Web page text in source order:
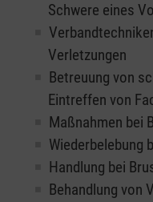
Schwere eines
Verletzungen
Betreuung von
Eintreffen von
Maßnahmen bei
Wiederbelebung
Handlung bei
Behandlung von